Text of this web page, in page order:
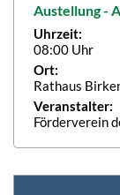
Austellung -
Uhrzeit:
08:00 Uhr
Ort:
Rathaus
Veranstalter:
Förderverein